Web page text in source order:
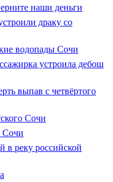
наши деньги
драку со
водопады Сочи
устроила дебош
выпав с четвёртого
Сочи
Сочи
в реку российской